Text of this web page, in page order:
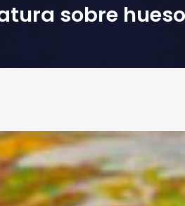
sobre